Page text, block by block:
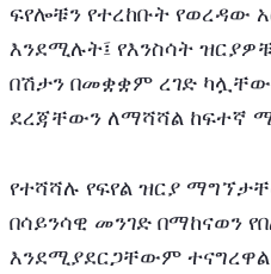
ፍየሎቹን የተረከቡት የወረዳው
እንደሚሉት፤ የእንስሳት
በሽታን በመቋቋም ረገድ
ደረጃቸውን ለማሻሻል ከፍተኛ
የተሻሻሉ የፍየል ዝርያ
በሳይንሳዊ መንገድ በማከናወን
እንደሚያደርጋቸውም